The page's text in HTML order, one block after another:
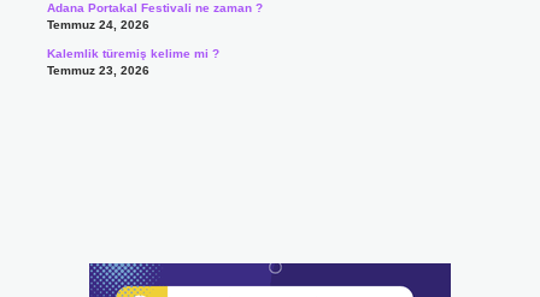
Adana Portakal Festivali ne zaman ?
Temmuz 24, 2026
Kalemlik türemiş kelime mi ?
Temmuz 23, 2026